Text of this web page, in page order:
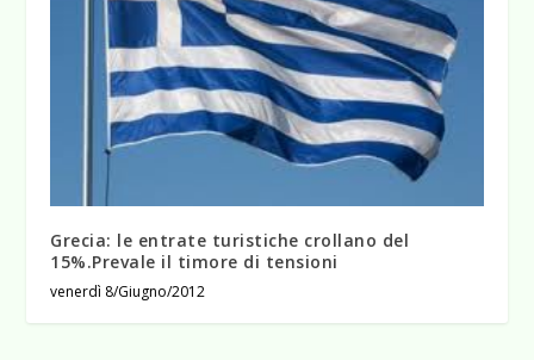
Grecia: le entrate turistiche crollano del
15%.Prevale il timore di tensioni
venerdì 8/Giugno/2012